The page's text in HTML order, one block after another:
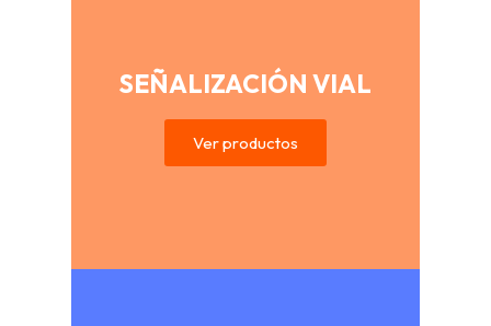
SEÑALIZACIÓN VIAL
Ver productos